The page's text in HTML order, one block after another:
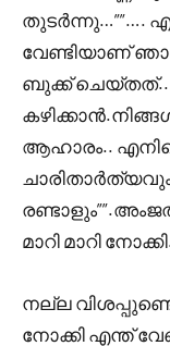
തുടർന്നു…””….
വേണ്ടിയാണ്
ബുക്ക്‌ ചെയ്തത്..
ആഹാരം..
മാറി മാറി
നല്ല
നോക്കി എന്ത്